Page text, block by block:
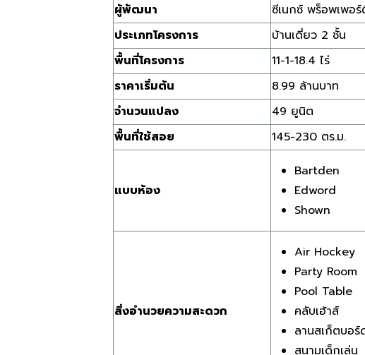
ผู้พัฒนา
ซีเนกซ์ พร็อพเพอ
ประเภทโครงการ
บ้านเดี่ยว 2 ชั้น
พื้นที่โครงการ
11-1-18.4 ไร่
ราคาเริ่มต้น
8.99 ล้านบาท
จำนวนแปลง
49 ยูนิต
พื้นที่ใช้สอย
145-230 ตร.ม.
แบบห้อง
Bartden
Edword
Shown
สิ่งอำนวยความสะดวก
Air Hockey
Party Room
Pool Table
คลับเฮ้าส์
ลานสเก็ตบอร์
สนามเด็กเล่น